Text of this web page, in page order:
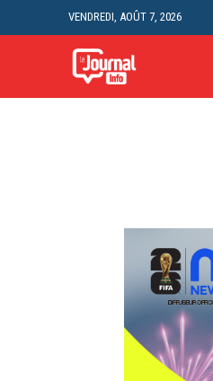
VENDREDI, AOÛT 7, 2026